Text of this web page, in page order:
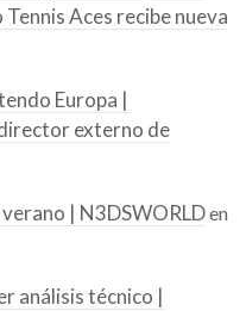
Aces recibe nueva
Europa |
externo de
| N3DSWORLDen
análisis técnico |